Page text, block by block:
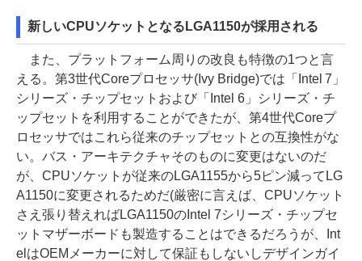
新しいCPUソケットとなるLGA1150が採用される
また、プラットフォーム周りの改良も特徴の1つと言
える。第3世代Coreプロセッサ(Ivy Bridge)では「Intel 7」
シリーズ・チップセットおよび「Intel 6」シリーズ・チ
ップセットを利用することができたが、第4世代Coreプ
ロセッサではこれら従来のチップセットとの互換性がな
い。バス・アーキテクチャそのものに変更はないのだ
が、CPUソケットが従来のLGA1155から5ピン減ってLG
A1150に変更されるためだ(厳密に言えば、CPUソケット
さえ張り替えればLGA1150のIntel 7シリーズ・チップセ
ットマザーボードも製造することはできるだろうが、Int
elはOEMメーカーに対して保証もしないしデザインガイ